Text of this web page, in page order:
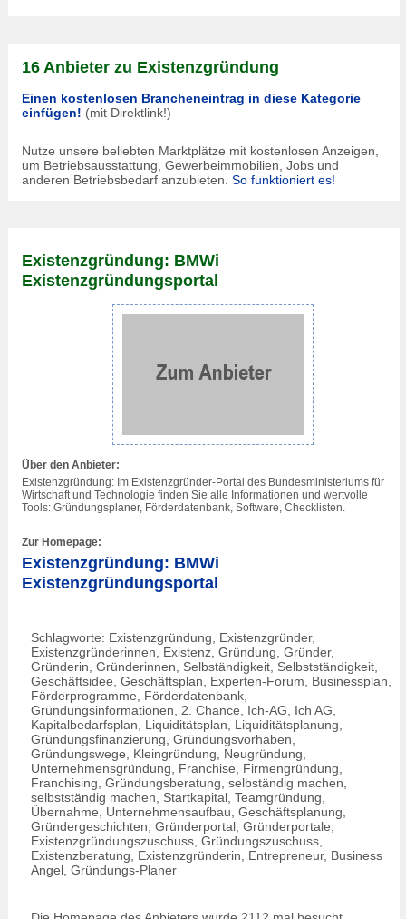
16 Anbieter zu Existenzgründung
Einen kostenlosen Brancheneintrag in diese Kategorie
einfügen! (mit Direktlink!)
Nutze unsere beliebten Marktplätze mit kostenlosen Anzeigen,
um Betriebsausstattung, Gewerbeimmobilien, Jobs und
anderen Betriebsbedarf anzubieten. So funktioniert es!
Existenzgründung: BMWi
Existenzgründungsportal
Über den Anbieter:
Existenzgründung: Im Existenzgründer-Portal des Bundesministeriums für
Wirtschaft und Technologie finden Sie alle Informationen und wertvolle
Tools: Gründungsplaner, Förderdatenbank, Software, Checklisten.
Zur Homepage:
Existenzgründung: BMWi
Existenzgründungsportal
Schlagworte: Existenzgründung, Existenzgründer,
Existenzgründerinnen, Existenz, Gründung, Gründer,
Gründerin, Gründerinnen, Selbständigkeit, Selbstständigkeit,
Geschäftsidee, Geschäftsplan, Experten-Forum, Businessplan,
Förderprogramme, Förderdatenbank,
Gründungsinformationen, 2. Chance, Ich-AG, Ich AG,
Kapitalbedarfsplan, Liquiditätsplan, Liquiditätsplanung,
Gründungsfinanzierung, Gründungsvorhaben,
Gründungswege, Kleingründung, Neugründung,
Unternehmensgründung, Franchise, Firmengründung,
Franchising, Gründungsberatung, selbständig machen,
selbstständig machen, Startkapital, Teamgründung,
Übernahme, Unternehmensaufbau, Geschäftsplanung,
Gründergeschichten, Gründerportal, Gründerportale,
Existenzgründungszuschuss, Gründungszuschuss,
Existenzberatung, Existenzgründerin, Entrepreneur, Business
Angel, Gründungs-Planer